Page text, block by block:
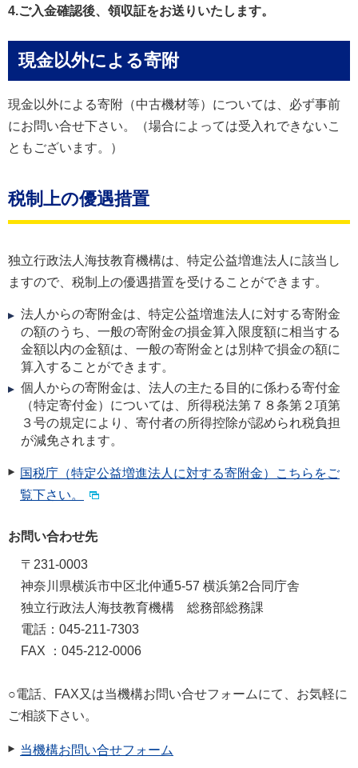
4.ご入金確認後、領収証をお送りいたします。
現金以外による寄附
現金以外による寄附（中古機材等）については、必ず事前
にお問い合せ下さい。（場合によっては受入れできないこ
ともございます。）
税制上の優遇措置
独立行政法人海技教育機構は、特定公益増進法人に該当し
ますので、税制上の優遇措置を受けることができます。
法人からの寄附金は、特定公益増進法人に対する寄附金
の額のうち、一般の寄附金の損金算入限度額に相当する
金額以内の金額は、一般の寄附金とは別枠で損金の額に
算入することができます。
個人からの寄附金は、法人の主たる目的に係わる寄付金
（特定寄付金）については、所得税法第７８条第２項第
３号の規定により、寄付者の所得控除が認められ税負担
が減免されます。
国税庁（特定公益増進法人に対する寄附金）こちらをご
覧下さい。
お問い合わせ先
〒231-0003
神奈川県横浜市中区北仲通5-57 横浜第2合同庁舎
独立行政法人海技教育機構 総務部総務課
電話：045-211-7303
FAX ：045-212-0006
○電話、FAX又は当機構お問い合せフォームにて、お気軽に
ご相談下さい。
当機構お問い合せフォーム